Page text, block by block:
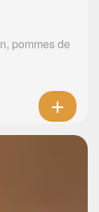
pommes de